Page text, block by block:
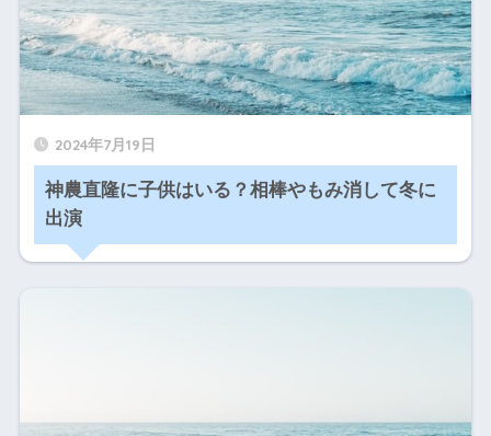
2024年7月19日
神農直隆に子供はいる？相棒やもみ消して冬に
出演